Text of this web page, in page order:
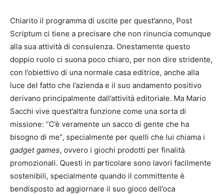
Chiarito il programma di uscite per quest’anno, Post
Scriptum ci tiene a precisare che non rinuncia comunque
alla sua attività di consulenza. Onestamente questo
doppio ruolo ci suona poco chiaro, per non dire stridente,
con l’obiettivo di una normale casa editrice, anche alla
luce del fatto che l’azienda e il suo andamento positivo
derivano principalmente dall’attività editoriale. Ma Mario
Sacchi vive quest’altra funzione come una sorta di
missione: “C’è veramente un sacco di gente che ha
bisogno di me”, specialmente per quelli che lui chiama i
gadget games, ovvero i giochi prodotti per finalità
promozionali. Questi in particolare sono lavori facilmente
sostenibili, specialmente quando il committente è
bendisposto ad aggiornare il suo gioco dell’oca